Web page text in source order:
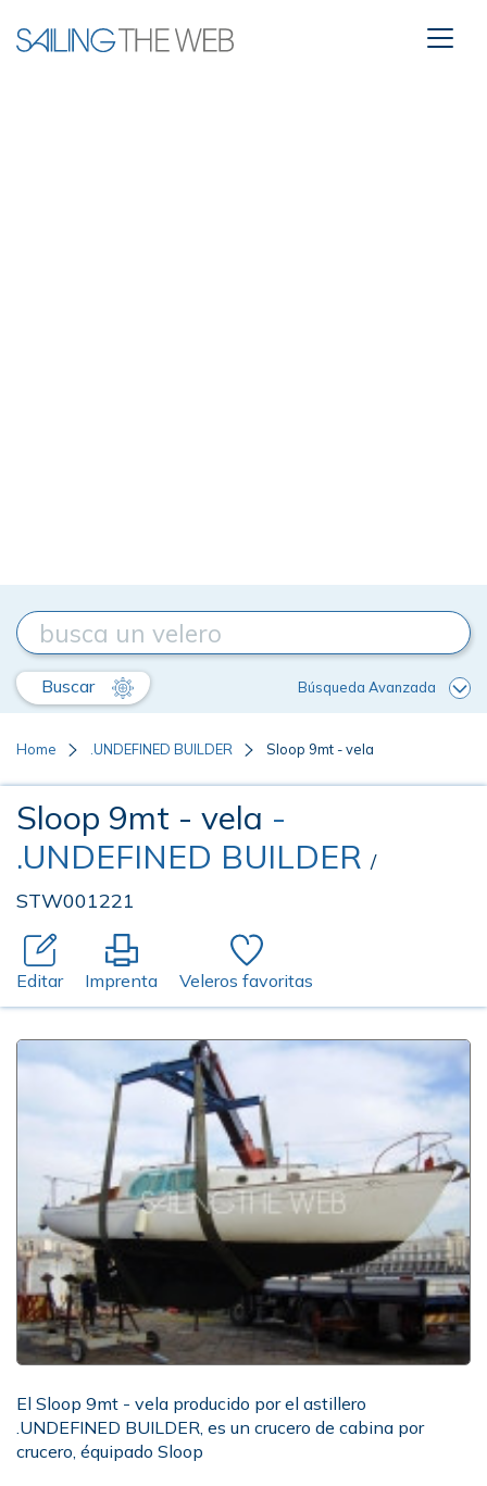
Buscar Búsqueda Avanzada
Home .UNDEFINED BUILDER Sloop 9mt - vela
Sloop 9mt - vela -
.UNDEFINED BUILDER /
STW001221
Editar Imprenta Veleros favoritas
El Sloop 9mt - vela producido por el astillero
.UNDEFINED BUILDER, es un crucero de cabina por
crucero, équipado Sloop